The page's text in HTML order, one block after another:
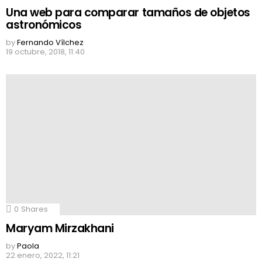
Una web para comparar tamaños de objetos
astronómicos
byFernando Vílchez
19 octubre, 2018, 11:40
0 Shares
Maryam Mirzakhani
byPaola
22 enero, 2022, 11:21